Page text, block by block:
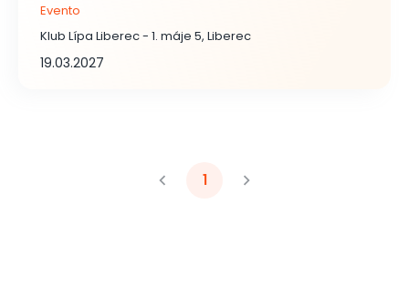
Evento
Klub Lípa Liberec - 1. máje 5, Liberec
19.03.2027
1